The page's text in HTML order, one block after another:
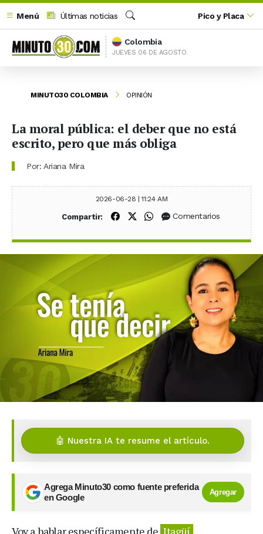
Menú
Últimas noticias
Buscar
Pico y Placa
Colombia
JUEVES 06 DE AGOSTO
MINUTO30 COLOMBIA OPINIÓN
La moral pública: el deber que no está
escrito, pero que más obliga
Por: Ariana Mira
2026-06-28 | 11:24 AM
Compartir: Compartir en Facebook
Compartir en X (Twitter)
Compartir en WhatsApp
Comentarios
🤖 Nuestra IA te resume el artículo.
Agrega Minuto30 como fuente preferida
en Google
Agregar
Voy a hablar específicamente de Itagüí .